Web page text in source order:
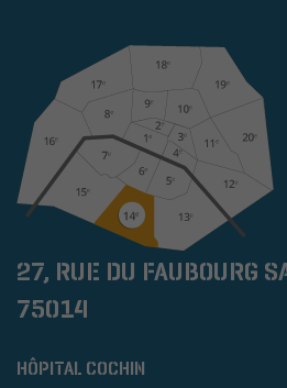
27, RUE DU FAUBOURG
75014
HÔPITAL COCHIN